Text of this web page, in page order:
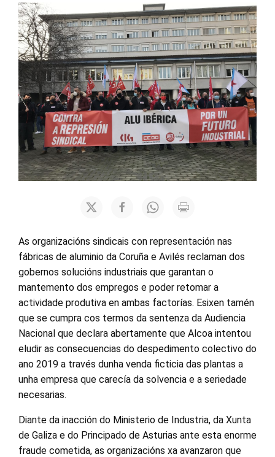
As organizacións sindicais con representación nas
fábricas de aluminio da Coruña e Avilés reclaman dos
gobernos solucións industriais que garantan o
mantemento dos empregos e poder retomar a
actividade produtiva en ambas factorías. Esixen tamén
que se cumpra cos termos da sentenza da Audiencia
Nacional que declara abertamente que Alcoa intentou
eludir as consecuencias do despedimento colectivo do
ano 2019 a través dunha venda ficticia das plantas a
unha empresa que carecía da solvencia e a seriedade
necesarias.
Diante da inacción do Ministerio de Industria, da Xunta
de Galiza e do Principado de Asturias ante esta enorme
fraude cometida, as organizacións xa avanzaron que